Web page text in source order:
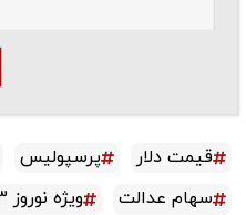
قیمت دلار پرسپولیس
سهام عدالت
ویژه نوروز 1403